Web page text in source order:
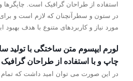
استفاده از طراحان گرافیک است. چاپگرها
در ستون و سطرآنچنان که لازم است و
مورد نیاز و کاربردهای متنوع با هدف بهبود
لورم ایپسوم متن ساختگی با تولید
چاپ و با استفاده از طراحان
در این صورت می توان امید داشت که تمام